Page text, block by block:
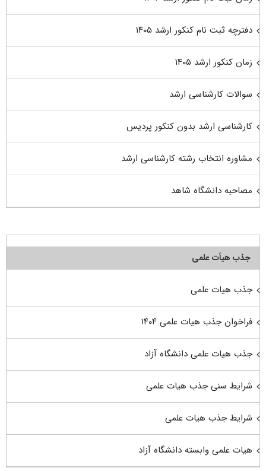
دفترچه ثبت نام کنکور ارشد ۱۴۰۵
زمان کنکور ارشد ۱۴۰۵
سوالات کارشناسی ارشد
کارشناسی ارشد بدون کنکور پردیس
مشاوره انتخاب رشته کارشناسی ارشد
مصاحبه دانشگاه شاهد
جذب هیأت علمی
جذب هیات علمی
فراخوان جذب هیات علمی ۱۴۰۴
جذب هیات علمی دانشگاه آزاد
شرایط سنی جذب هیات علمی
شرایط جذب هیات علمی
هیات علمی وابسته دانشگاه آزاد